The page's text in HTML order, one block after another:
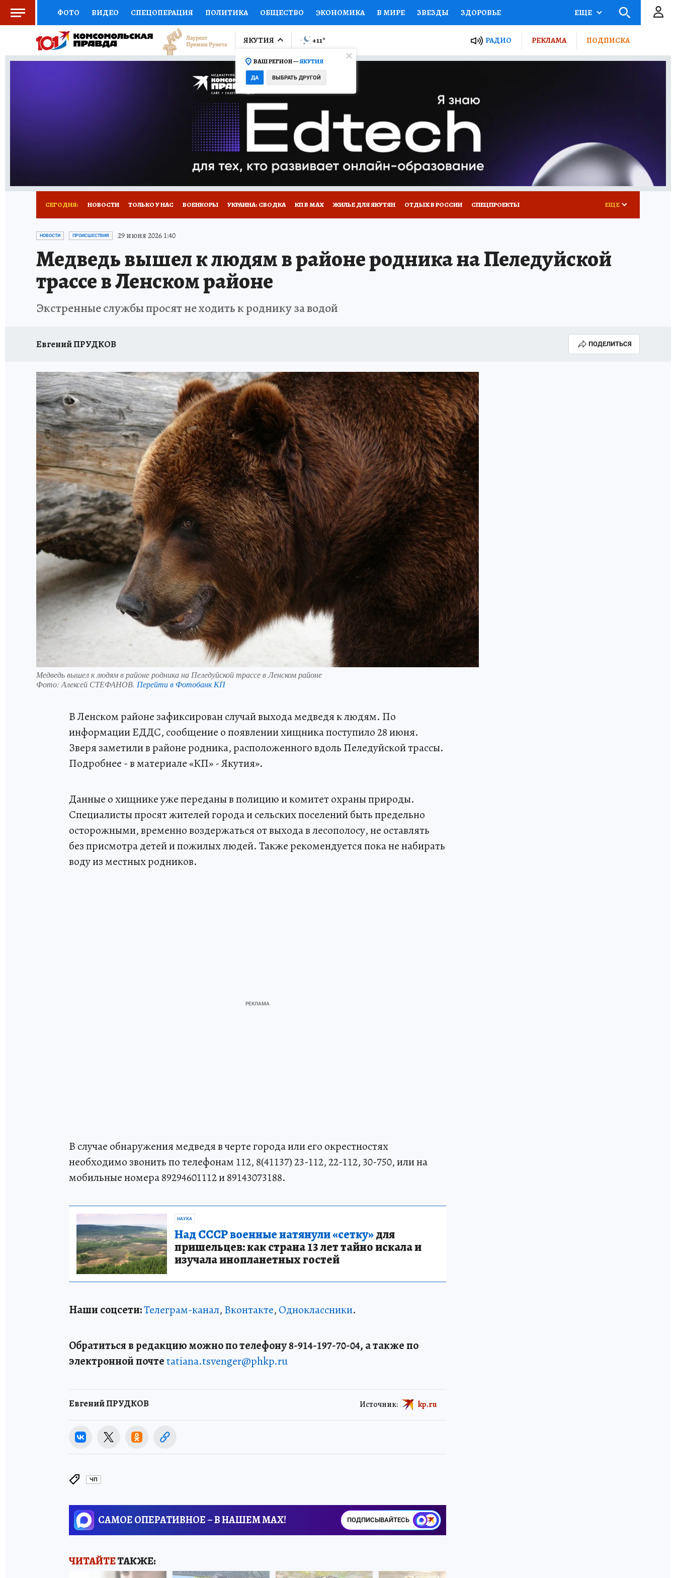
ФОТО ВИДЕО СПЕЦОПЕРАЦИЯ ПОЛИТИКА ОБЩЕСТВО ЭКОНОМИКА В МИРЕ ЗВЕЗДЫ ЗДОРОВЬЕ
СОЦПОДДЕРЖКА НАУКА СПОРТ КОЛУМНИСТЫ ПРОИСШЕСТВИЯ НАЦИОНАЛЬНЫЕ ПРОЕКТЫ РОССИИ
ВЫБОР ЭКСПЕРТОВ ДОКТОР ФИНАНСЫ ОТКРЫВАЕМ МИР Я ЗНАЮ СЕМЬЯ ЖЕНСКИЕ СЕКРЕТЫ ПУТЕВОДИТЕЛЬ
ПРОГНОЗЫ НА СПОРТ ПРОМОКОДЫ СЕРИАЛЫ
ТЕЛЕВИЗОР КОЛЛЕКЦИИ КОНКУРСЫ ГИД ПОТРЕБИТЕЛЯ
НОВОЕ НА САЙТЕ
ЕЩЕ
ЯКУТИЯ
ВАШ РЕГИОН —ЯКУТИЯ
ДА ВЫБРАТЬ ДРУГОЙ
+11° РАДИО РЕКЛАМА ПОДПИСКА
СЕГОДНЯ: НОВОСТИ ТОЛЬКО У НАС ВОЕНКОРЫ УКРАИНА: СВОДКА КП В МАХ ЖИЛЬЕ ДЛЯ ЯКУТЯН ОТДЫХ В РОССИИ СПЕЦПРОЕКТЫ
ЗАПОВЕДНАЯ РОССИЯ ЛЕЧЕНИЕ НОВОСИБИРСК
ЕЩЕ
НОВОСТИ ПРОИСШЕСТВИЯ 29 июня 2026 1:40
Медведь вышел к людям в районе родника на Пеледуйской
трассе в Ленском районе
Экстренные службы просят не ходить к роднику за водой
Евгений ПРУДКОВ ПОДЕЛИТЬСЯ
Медведь вышел к людям в районе родника на Пеледуйской трассе в Ленском районе
Фото: Алексей СТЕФАНОВ. Перейти в Фотобанк КП
В Ленском районе зафиксирован случай выхода медведя к людям. По
информации ЕДДС, сообщение о появлении хищника поступило 28 июня.
Зверя заметили в районе родника, расположенного вдоль Пеледуйской трассы.
Подробнее - в материале «КП» - Якутия».
Данные о хищнике уже переданы в полицию и комитет охраны природы.
Специалисты просят жителей города и сельских поселений быть предельно
осторожными, временно воздержаться от выхода в лесополосу, не оставлять
без присмотра детей и пожилых людей. Также рекомендуется пока не набирать
воду из местных родников.
В случае обнаружения медведя в черте города или его окрестностях
необходимо звонить по телефонам 112, 8(41137) 23-112, 22-112, 30-750, или на
мобильные номера 89294601112 и 89143073188.
НАУКА
Над СССР военные натянули «сетку»для
пришельцев: как страна 13 лет тайно искала и
изучала инопланетных гостей
Наши соцсети:Телеграм-канал, Вконтакте, Одноклассники.
Обратиться в редакцию можно по телефону 8-914-197-70-04, а также по
электронной почтеtatiana.tsvenger@phkp.ru
Евгений ПРУДКОВ Источник: kp.ru
ЧП
САМОЕ ОПЕРАТИВНОЕ – В НАШЕМ MAX! ПОДПИСЫВАЙТЕСЬ
ЧИТАЙТЕТАКЖЕ: